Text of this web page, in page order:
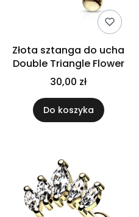
Złota sztanga do ucha
Double Triangle Flower
30,00 zł
Do koszyka